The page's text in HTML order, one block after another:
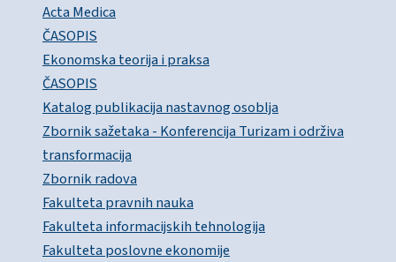
Acta Medica
ČASOPIS
Ekonomska teorija i praksa
ČASOPIS
Katalog publikacija nastavnog osoblja
Zbornik sažetaka - Konferencija Turizam i održiva
transformacija
Zbornik radova
Fakulteta pravnih nauka
Fakulteta informacijskih tehnologija
Fakulteta poslovne ekonomije